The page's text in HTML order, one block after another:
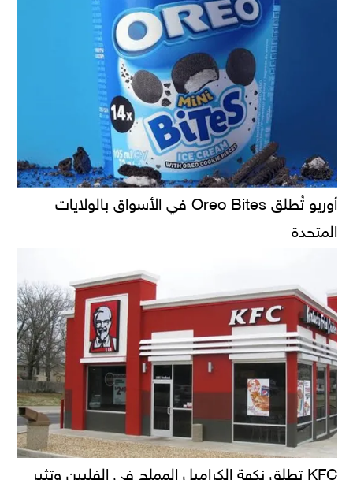
أوريو تُطلق Oreo Bites في الأسواق بالولايات
المتحدة
KFC تطلق نكهة الكراميل المملح في الفلبين وتثير